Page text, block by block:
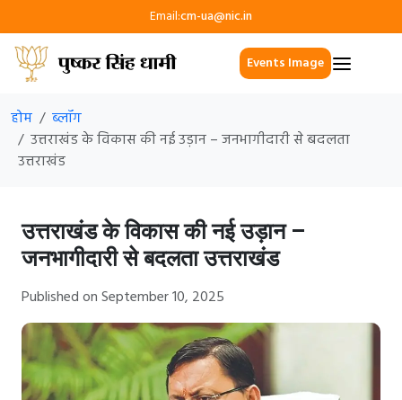
Email:cm-ua@nic.in
Events Image
होम
ब्लॉग
उत्तराखंड के विकास की नई उड़ान – जनभागीदारी से बदलता
उत्तराखंड
उत्तराखंड के विकास की नई उड़ान –
जनभागीदारी से बदलता उत्तराखंड
Published on September 10, 2025